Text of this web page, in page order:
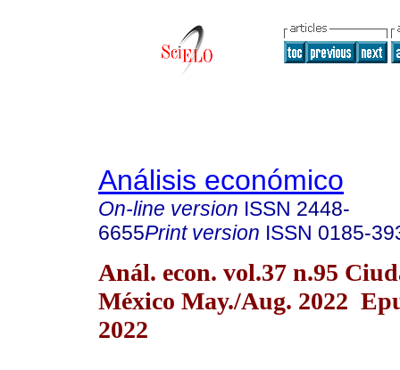
Análisis económico
On-line version ISSN 2448-
6655Print version ISSN 0185-
Anál. econ. vol.37 n.95
México May./Aug. 2022
2022